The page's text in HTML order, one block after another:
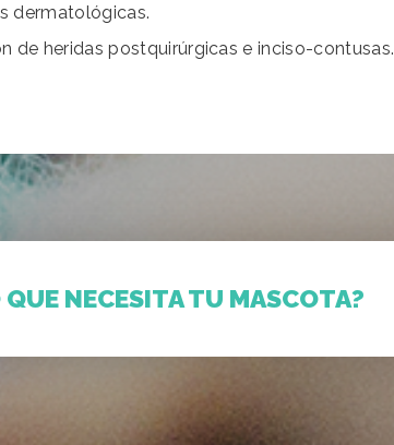
dermatológicas.
de heridas postquirúrgicas e inciso-contusas.
QUE NECESITA TU MASCOTA?